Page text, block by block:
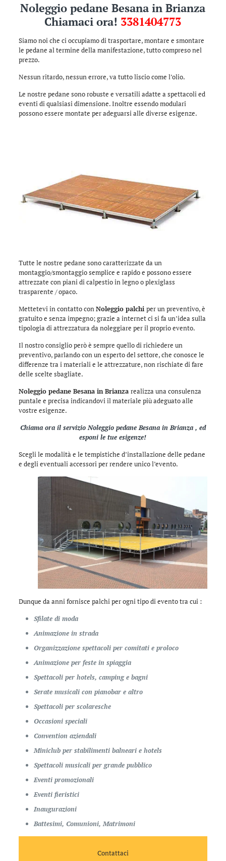
Noleggio pedane Besana in Brianza
Chiamaci ora! 3381404773
Siamo noi che ci occupiamo di trasportare, montare e smontare
le pedane al termine della manifestazione, tutto compreso nel
prezzo.
Nessun ritardo, nessun errore, va tutto liscio come l’olio.
Le nostre pedane sono robuste e versatili adatte a spettacoli ed
eventi di qualsiasi dimensione. Inoltre essendo modulari
possono essere montate per adeguarsi alle diverse esigenze.
Tutte le nostre pedane sono caratterizzate da un
montaggio/smontaggio semplice e rapido e possono essere
attrezzate con piani di calpestio in legno o plexiglass
trasparente / opaco.
Mettetevi in contatto conNoleggio palchi per un preventivo, è
gratuito e senza impegno; grazie a internet ci si fa un’idea sulla
tipologia di attrezzatura da noleggiare per il proprio evento.
Il nostro consiglio però è sempre quello di richiedere un
preventivo, parlando con un esperto del settore, che conosce le
differenze tra i materiali e le attrezzature, non rischiate di fare
delle scelte sbagliate.
Noleggio pedane Besana in Brianza realizza una consulenza
puntale e precisa indicandovi il materiale più adeguato alle
vostre esigenze.
Chiama ora il servizio Noleggio pedane Besana in Brianza , ed
esponi le tue esigenze!
Scegli le modalità e le tempistiche d’installazione delle pedane
e degli eventuali accessori per rendere unico l’evento.
Dunque da anni fornisce palchi per ogni tipo di evento tra cui :
Sfilate di moda
Animazione in strada
Organizzazione spettacoli per comitati e proloco
Animazione per feste in spiaggia
Spettacoli per hotels, camping e bagni
Serate musicali con pianobar e altro
Spettacoli per scolaresche
Occasioni speciali
Convention aziendali
Miniclub per stabilimenti balneari e hotels
Spettacoli musicali per grande pubblico
Eventi promozionali
Eventi fieristici
Inaugurazioni
Battesimi, Comunioni, Matrimoni
Contattaci